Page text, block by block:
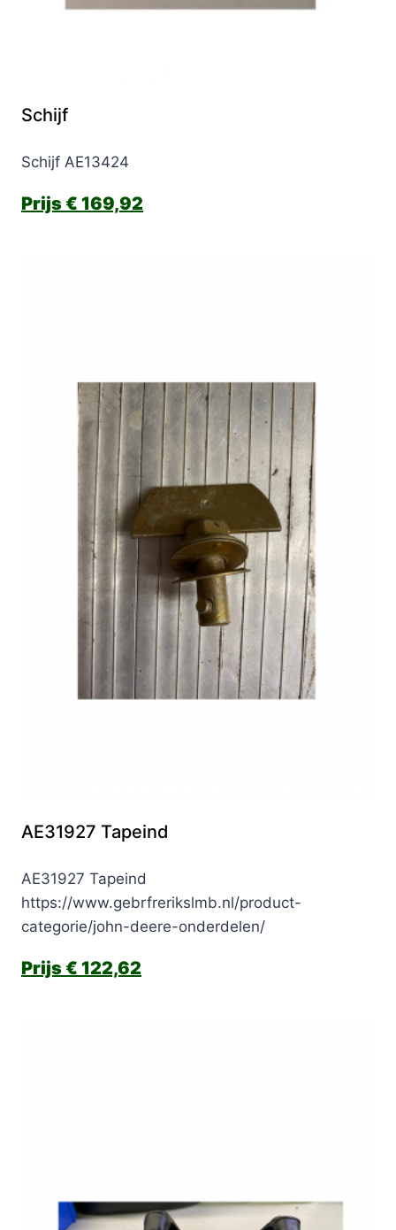
Schijf
Schijf AE13424
€ 169,92
AE31927 Tapeind
AE31927 Tapeind
https://www.gebrfrerikslmb.nl/product-
categorie/john-deere-onderdelen/
€ 122,62